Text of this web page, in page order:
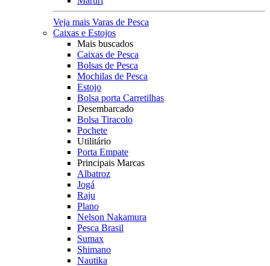
Veja mais Varas de Pesca
Caixas e Estojos
Mais buscados
Caixas de Pesca
Bolsas de Pesca
Mochilas de Pesca
Estojo
Bolsa porta Carretilhas
Desembarcado
Bolsa Tiracolo
Pochete
Utilitário
Porta Empate
Principais Marcas
Albatroz
Jogá
Raju
Plano
Nelson Nakamura
Pesca Brasil
Sumax
Shimano
Nautika